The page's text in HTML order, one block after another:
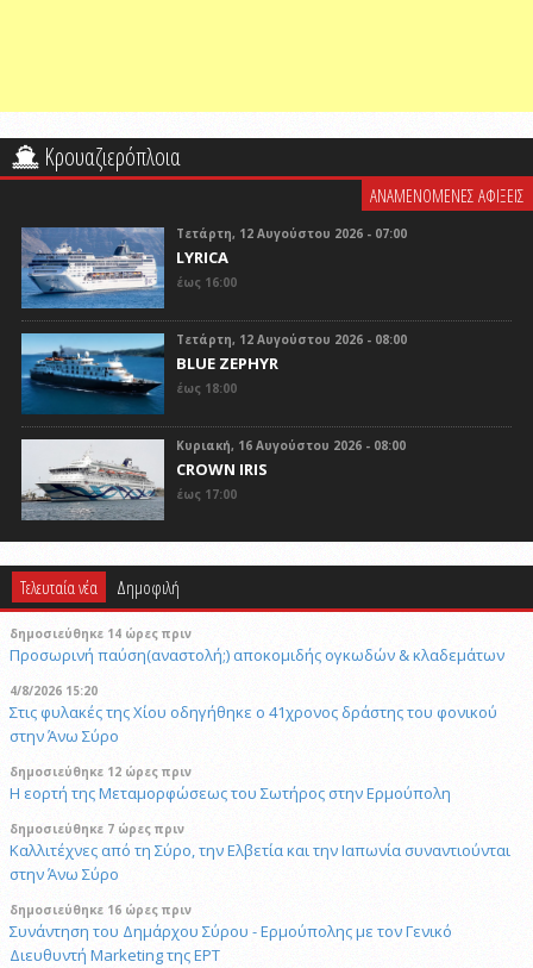
Κρουαζιερόπλοια
ΑΝΑΜΕΝΟΜΕΝΕΣ ΑΦΙΞΕΙΣ
Τετάρτη, 12 Αυγούστου 2026 - 07:00
LYRICA
έως 16:00
Τετάρτη, 12 Αυγούστου 2026 - 08:00
BLUE ZEPHYR
έως 18:00
Κυριακή, 16 Αυγούστου 2026 - 08:00
CROWN IRIS
έως 17:00
Τελευταία νέα Δημοφιλή
δημοσιεύθηκε 14 ώρες πριν
Προσωρινή παύση(αναστολή;) αποκομιδής ογκωδών & κλαδεμάτων
4/8/2026 15:20
Στις φυλακές της Χίου οδηγήθηκε ο 41χρονος δράστης του φονικού
στην Άνω Σύρο
δημοσιεύθηκε 12 ώρες πριν
Η εορτή της Μεταμορφώσεως του Σωτήρος στην Ερμούπολη
δημοσιεύθηκε 7 ώρες πριν
Καλλιτέχνες από τη Σύρο, την Ελβετία και την Ιαπωνία συναντιούνται
στην Άνω Σύρο
δημοσιεύθηκε 16 ώρες πριν
Συνάντηση του Δημάρχου Σύρου - Ερμούπολης με τον Γενικό
Διευθυντή Marketing της ΕΡΤ